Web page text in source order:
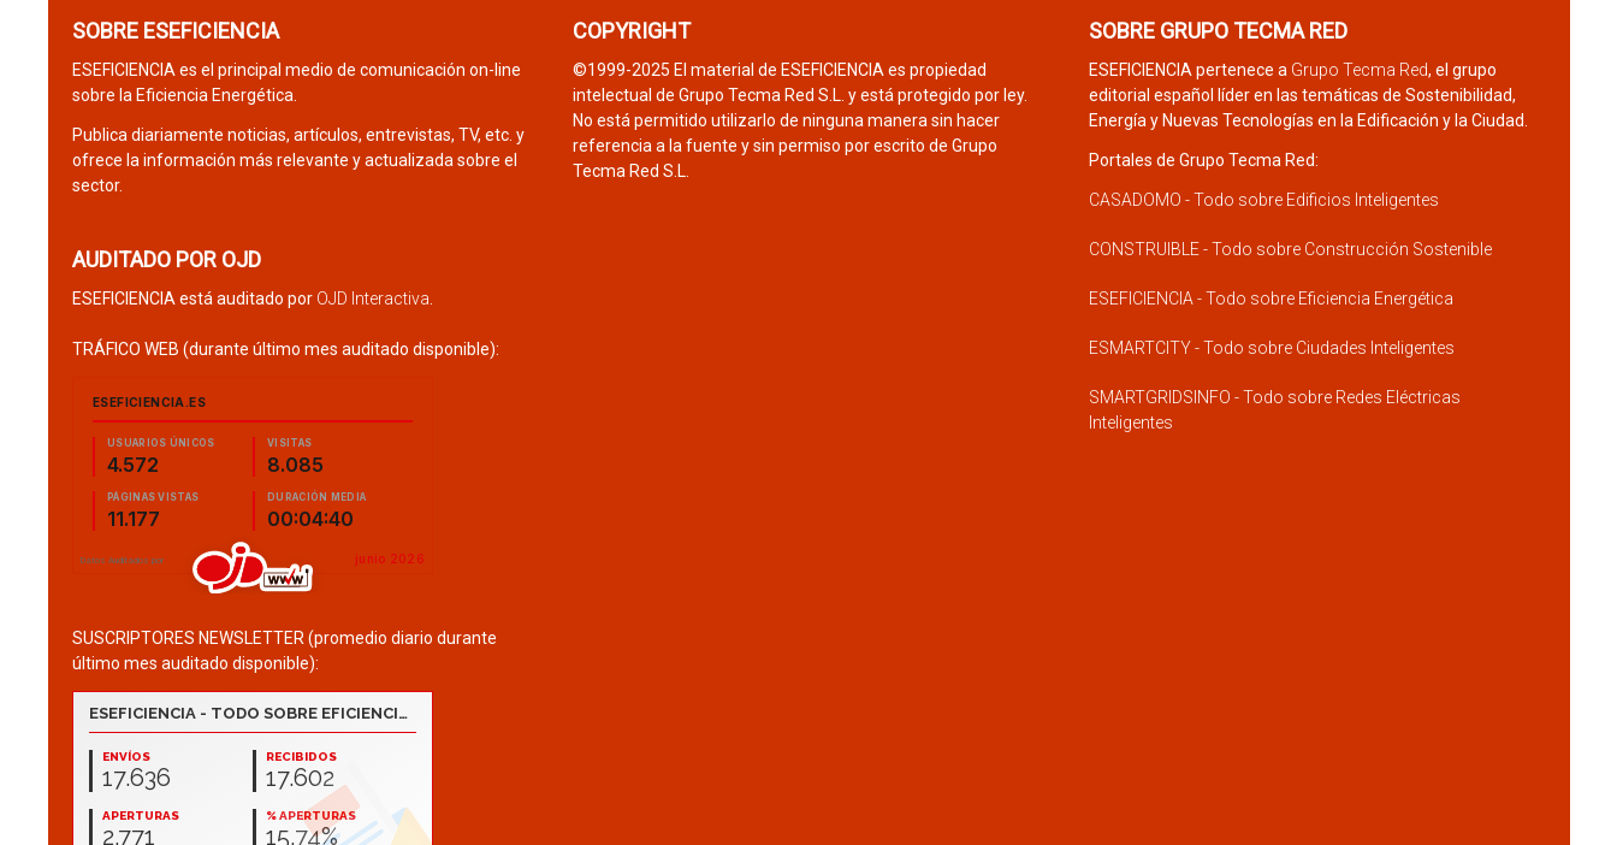
SOBRE ESEFICIENCIA
ESEFICIENCIA es el principal medio de comunicación on-line
sobre la Eficiencia Energética.
Publica diariamente noticias, artículos, entrevistas, TV, etc. y
ofrece la información más relevante y actualizada sobre el
sector.
AUDITADO POR OJD
ESEFICIENCIA está auditado por OJD Interactiva.
TRÁFICO WEB (durante último mes auditado disponible):
SUSCRIPTORES NEWSLETTER (promedio diario durante
último mes auditado disponible):
COPYRIGHT
©1999-2025 El material de ESEFICIENCIA es propiedad
intelectual de Grupo Tecma Red S.L. y está protegido por ley.
No está permitido utilizarlo de ninguna manera sin hacer
referencia a la fuente y sin permiso por escrito de Grupo
Tecma Red S.L.
SOBRE GRUPO TECMA RED
ESEFICIENCIA pertenece a Grupo Tecma Red, el grupo
editorial español líder en las temáticas de Sostenibilidad,
Energía y Nuevas Tecnologías en la Edificación y la Ciudad.
Portales de Grupo Tecma Red:
CASADOMO - Todo sobre Edificios Inteligentes
CONSTRUIBLE - Todo sobre Construcción Sostenible
ESEFICIENCIA - Todo sobre Eficiencia Energética
ESMARTCITY - Todo sobre Ciudades Inteligentes
SMARTGRIDSINFO - Todo sobre Redes Eléctricas
Inteligentes